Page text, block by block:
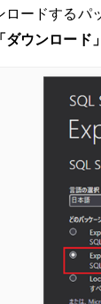
ロードするパ
「ダウンロード」